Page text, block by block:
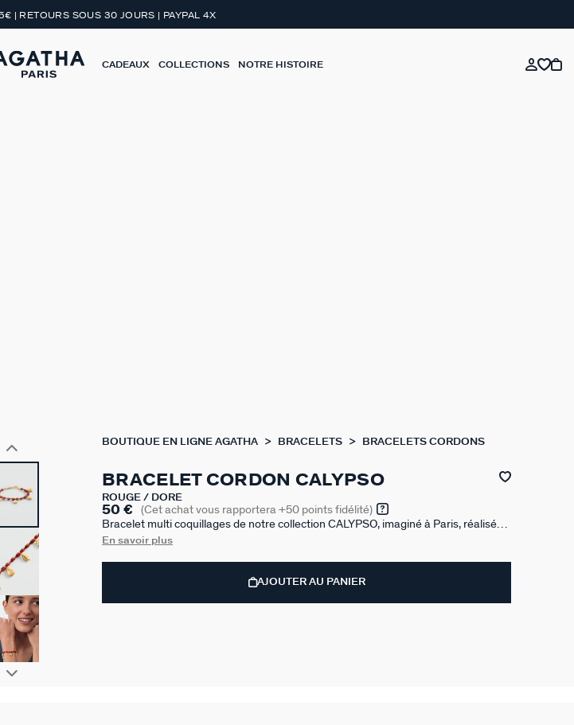
| RETOURS SOUS 30 JOURS | PAYPAL 4X
CADEAUX COLLECTIONS NOTRE HISTOIRE
BOUTIQUE EN LIGNE AGATHA BRACELETS BRACELETS CORDONS
BRACELET CORDON CALYPSO
ROUGE / DORÉ
50 € (Cet achat vous rapportera +50 points fidélité)
Bracelet multi coquillages de notre collection CALYPSO, imaginé à Paris, réalisé
en laiton doré à l'or 750/1000e - 18 carats et corde terracotta en polyamide. Cette
En savoir plus
AJOUTER AU PANIER